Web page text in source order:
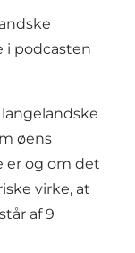
podcasten
øens
er og om det
virke, at
af 9